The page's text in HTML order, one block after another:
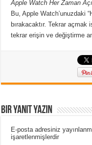
Apple Watch Her Zaman
Bu, Apple Watch’unuzdaki
bırakacaktır. Tekrar açmak
tekrar erişin ve değiştirme
Bir yanıt yazın
E-posta adresiniz
işaretlenmişlerdir